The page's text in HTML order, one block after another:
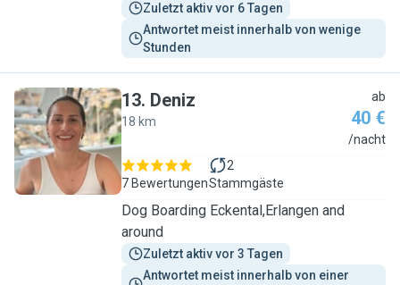
Zuletzt aktiv vor 6 Tagen
Antwortet meist innerhalb von wenige
Stunden
D
13. Deniz
18 km
ab
40 €
/nacht
7 Bewertungen
2
Stammgäste
Dog Boarding Eckental,Erlangen and
around
Zuletzt aktiv vor 3 Tagen
Antwortet meist innerhalb von einer